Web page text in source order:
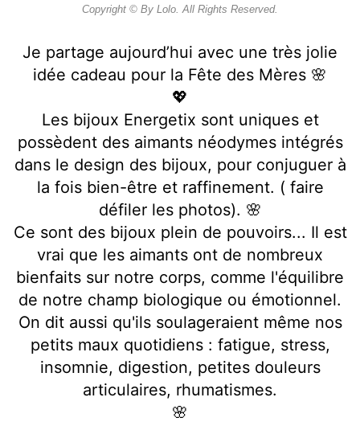
Copyright © By Lolo. All Rights Reserved.
Je partage aujourd’hui avec une très jolie
idée cadeau pour la Fête des Mères 🌸
💖
Les bijoux Energetix sont uniques et
possèdent des aimants néodymes intégrés
dans le design des bijoux, pour conjuguer à
la fois bien-être et raffinement. ( faire
défiler les photos). 🌸
Ce sont des bijoux plein de pouvoirs... Il est
vrai que les aimants ont de nombreux
bienfaits sur notre corps, comme l'équilibre
de notre champ biologique ou émotionnel.
On dit aussi qu'ils soulageraient même nos
petits maux quotidiens : fatigue, stress,
insomnie, digestion, petites douleurs
articulaires, rhumatismes.
🌸